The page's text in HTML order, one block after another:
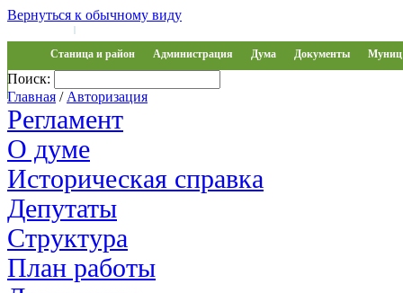
Вернуться к обычному виду
|
Станица и район Администрация Дума Документы Муниц
Обращения
Поиск:
Главная / Авторизация
Регламент
О думе
Историческая справка
Депутаты
Структура
План работы